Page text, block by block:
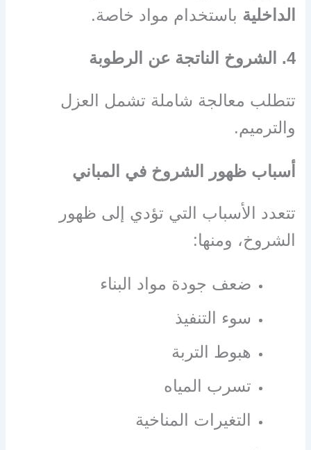
الداخلية باستخدام مواد خاصة.
4. الشروخ الناتجة عن الرطوبة
تتطلب معالجة شاملة تشمل العزل
والترميم.
أسباب ظهور الشروخ في المباني
تتعدد الأسباب التي تؤدي إلى ظهور
الشروخ، ومنها:
ضعف جودة مواد البناء
سوء التنفيذ
هبوط التربة
تسرب المياه
التغيرات المناخية